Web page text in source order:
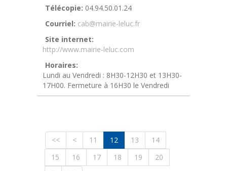
Télécopie: 04.94.50.01.24
Courriel: cab@mairie-leluc.fr
Site internet:
http://www.mairie-leluc.com
Horaires:
Lundi au Vendredi : 8H30-12H30 et 13H30-
17H00. Fermeture à 16H30 le Vendredi
<< < 11 12 13
14
15
16 17 18 19
20